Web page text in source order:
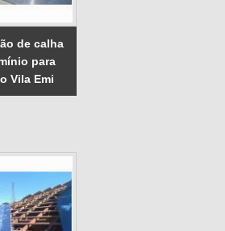
de calha
para
Vila Emi